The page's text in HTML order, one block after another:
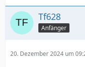
Tf628
Anfänger
20. Dezember 2024 um